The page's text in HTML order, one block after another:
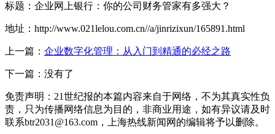
标题：企业网上银行：你的公司财务管家有多强大？
地址：http://www.021lelou.com.cn//a/jinrizixun/165891.html
上一篇： 企业数字化管理：从入门到精通的必经之路
下一篇：没有了
免责声明：21世纪报的本篇内容来自于网络，不为其真实性负
责，只为传播网络信息为目的，非商业用途，如有异议请及时
联系btr2031@163.com，上海热线新闻网的编辑将予以删除。